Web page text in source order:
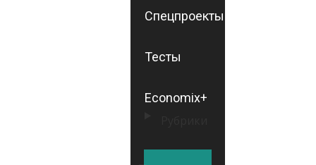
Спецпроекты
Тесты
Economix+